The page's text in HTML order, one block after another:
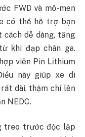
FWD và mô-men
có thể hỗ trợ bạn
cách dễ dàng, tăng
khi đạp chân ga.
viên Pin Lithium
này giúp xe di
dài, thậm chí lên
NEDC.
treo trước độc lập